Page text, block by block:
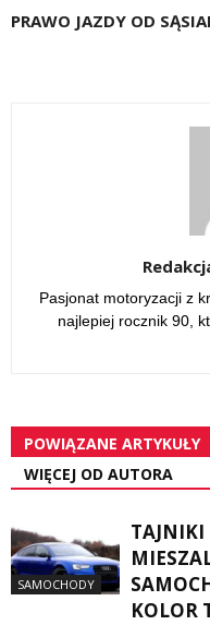
PRAWO JAZDY OD
Pasjonat motoryzacji z
najlepiej rocznik 90,
POWIĄZANE ARTYKUŁY
WIĘCEJ OD AUTORA
SAMOCHODY
TAJNIKI
KOLOR